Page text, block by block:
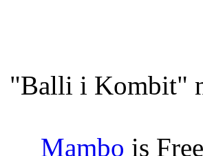
"Balli i Kombit"
Mambo is